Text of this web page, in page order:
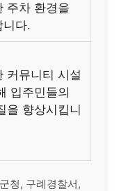
주차 환경을
니다.
커뮤니티 시설
입주민들의
을 향상시킵니
청, 구례경찰서,